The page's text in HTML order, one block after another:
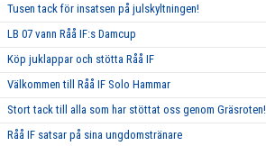
Tusen tack för insatsen på julskyltningen!
LB 07 vann Råå IF:s Damcup
Köp juklappar och stötta Råå IF
Välkommen till Råå IF Solo Hammar
Stort tack till alla som har stöttat oss genom Gräsroten!
Råå IF satsar på sina ungdomstränare